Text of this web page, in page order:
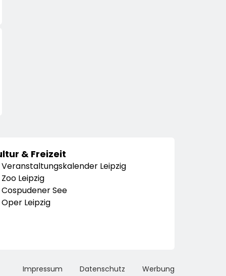
& Freizeit
Veranstaltungskalender Leipzig
Zoo Leipzig
Cospudener See
Oper Leipzig
Impressum Datenschutz Werbung